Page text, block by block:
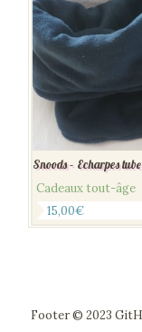
Snoods – Echarpes
Cadeaux tout-âge
15,00€
Footer © 2023